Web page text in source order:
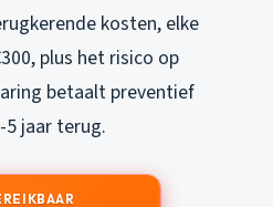
kosten, elke
plus het risico op
betaalt preventief
5 jaar terug.